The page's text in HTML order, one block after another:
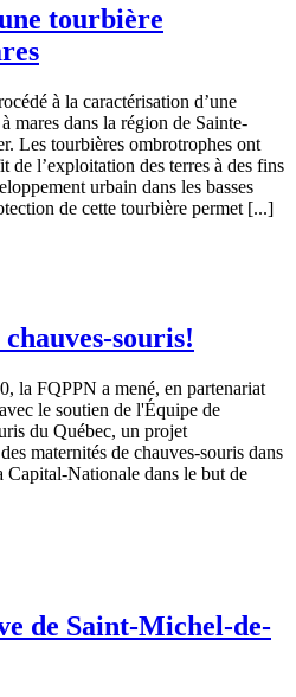
tourbière
à la caractérisation d’une
mares dans la région de Sainte-
Les tourbières ombrotrophes ont
de l’exploitation des terres à des fins
urbain dans les basses
de cette tourbière permet [...]
souris!
la FQPPN a mené, en partenariat
le soutien de l'Équipe de
du Québec, un projet
maternités de chauves-souris dans
Capital-Nationale dans le but de
de Saint-Michel-de-